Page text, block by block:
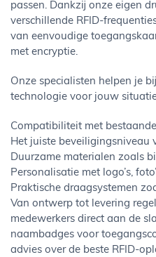
passen. Dankzij onze eigen
verschillende RFID-
van eenvoudige
met encryptie.
Onze specialisten helpen je
technologie voor jouw
Compatibiliteit met
Het juiste beveiligingsniveau
Duurzame materialen zoals
Personalisatie met logo’s,
Praktische draagsystemen
Van ontwerp tot levering
medewerkers direct aan de
naambadges voor
advies over de beste RFID-